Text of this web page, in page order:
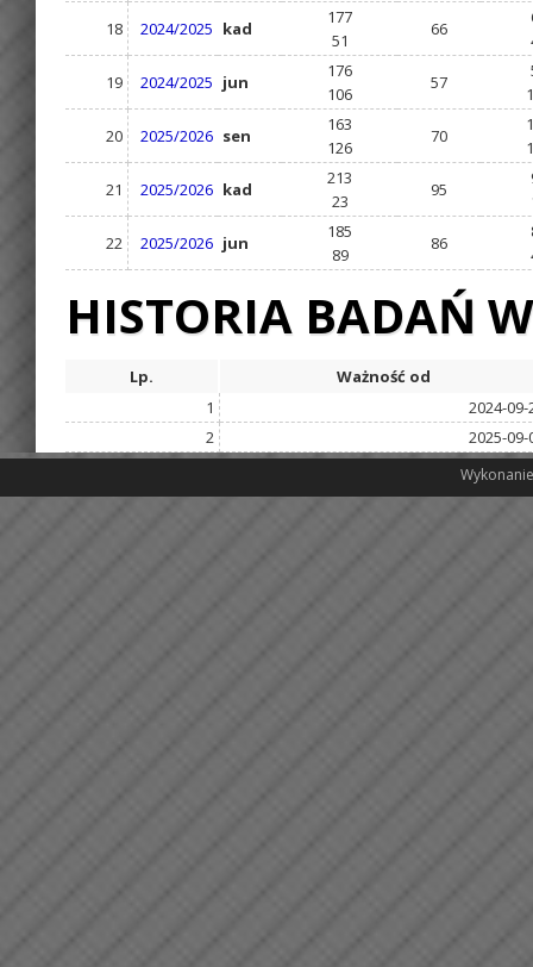
18
2024/2025 kad
177
51
66
19
2024/2025 jun
176
106
57
20
2025/2026 sen
163
126
70
21
2025/2026 kad
213
23
95
22
2025/2026 jun
185
89
86
HISTORIA BADAŃ
Lp.
Ważność od
1
2024-09-
2
2025-09-